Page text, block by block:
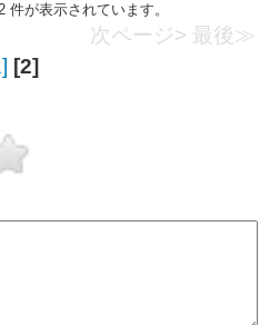
が表示されています。
次ページ> 最後≫
[2]